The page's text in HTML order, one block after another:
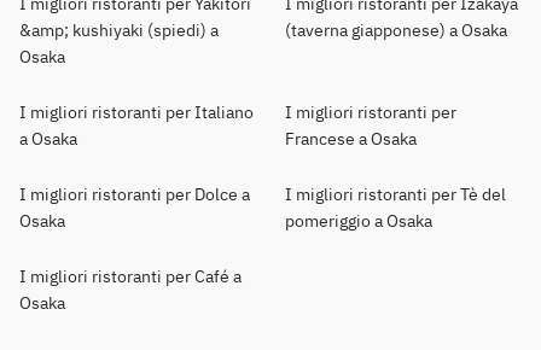
&amp; kushiyaki (spiedi) a
Osaka
(taverna giapponese) a Osaka
I migliori ristoranti per Italiano
a Osaka
I migliori ristoranti per
Francese a Osaka
I migliori ristoranti per Dolce a
Osaka
I migliori ristoranti per Tè del
pomeriggio a Osaka
I migliori ristoranti per Café a
Osaka